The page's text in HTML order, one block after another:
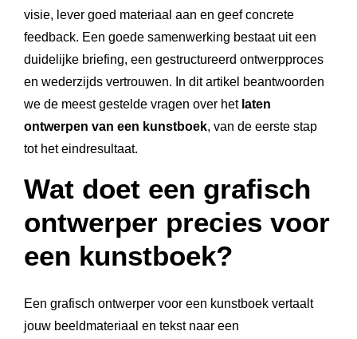
visie, lever goed materiaal aan en geef concrete
feedback. Een goede samenwerking bestaat uit een
duidelijke briefing, een gestructureerd ontwerpproces
en wederzijds vertrouwen. In dit artikel beantwoorden
we de meest gestelde vragen over het laten
ontwerpen van een kunstboek, van de eerste stap
tot het eindresultaat.
Wat doet een grafisch
ontwerper precies voor
een kunstboek?
Een grafisch ontwerper voor een kunstboek vertaalt
jouw beeldmateriaal en tekst naar een